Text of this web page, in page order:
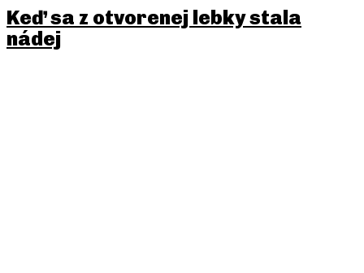
Keď sa z otvorenej lebky stala
nádej